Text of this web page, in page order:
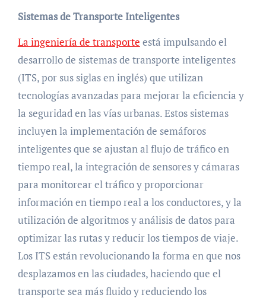
Sistemas de Transporte Inteligentes
La ingeniería de transporte está impulsando el
desarrollo de sistemas de transporte inteligentes
(ITS, por sus siglas en inglés) que utilizan
tecnologías avanzadas para mejorar la eficiencia y
la seguridad en las vías urbanas. Estos sistemas
incluyen la implementación de semáforos
inteligentes que se ajustan al flujo de tráfico en
tiempo real, la integración de sensores y cámaras
para monitorear el tráfico y proporcionar
información en tiempo real a los conductores, y la
utilización de algoritmos y análisis de datos para
optimizar las rutas y reducir los tiempos de viaje.
Los ITS están revolucionando la forma en que nos
desplazamos en las ciudades, haciendo que el
transporte sea más fluido y reduciendo los